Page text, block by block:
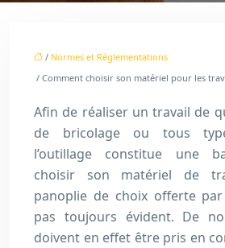
/ Normes et Réglementations
/ Comment choisir son matériel pour les
Afin de réaliser un travail de
de bricolage ou tous
l’outillage constitue une
choisir son matériel de
panoplie de choix offerte par
pas toujours évident. De
doivent en effet être pris en